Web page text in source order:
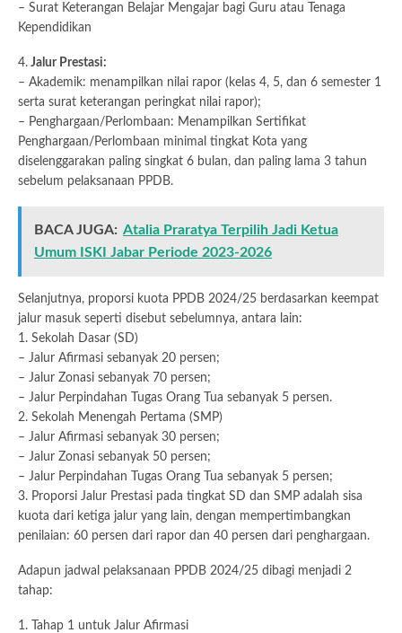
– Surat Keterangan Belajar Mengajar bagi Guru atau Tenaga
Kependidikan
4. Jalur Prestasi:
– Akademik: menampilkan nilai rapor (kelas 4, 5, dan 6 semester 1
serta surat keterangan peringkat nilai rapor);
– Penghargaan/Perlombaan: Menampilkan Sertifikat
Penghargaan/Perlombaan minimal tingkat Kota yang
diselenggarakan paling singkat 6 bulan, dan paling lama 3 tahun
sebelum pelaksanaan PPDB.
BACA JUGA: Atalia Praratya Terpilih Jadi Ketua
Umum ISKI Jabar Periode 2023-2026
Selanjutnya, proporsi kuota PPDB 2024/25 berdasarkan keempat
jalur masuk seperti disebut sebelumnya, antara lain:
1. Sekolah Dasar (SD)
– Jalur Afirmasi sebanyak 20 persen;
– Jalur Zonasi sebanyak 70 persen;
– Jalur Perpindahan Tugas Orang Tua sebanyak 5 persen.
2. Sekolah Menengah Pertama (SMP)
– Jalur Afirmasi sebanyak 30 persen;
– Jalur Zonasi sebanyak 50 persen;
– Jalur Perpindahan Tugas Orang Tua sebanyak 5 persen;
3. Proporsi Jalur Prestasi pada tingkat SD dan SMP adalah sisa
kuota dari ketiga jalur yang lain, dengan mempertimbangkan
penilaian: 60 persen dari rapor dan 40 persen dari penghargaan.
Adapun jadwal pelaksanaan PPDB 2024/25 dibagi menjadi 2
tahap:
1. Tahap 1 untuk Jalur Afirmasi